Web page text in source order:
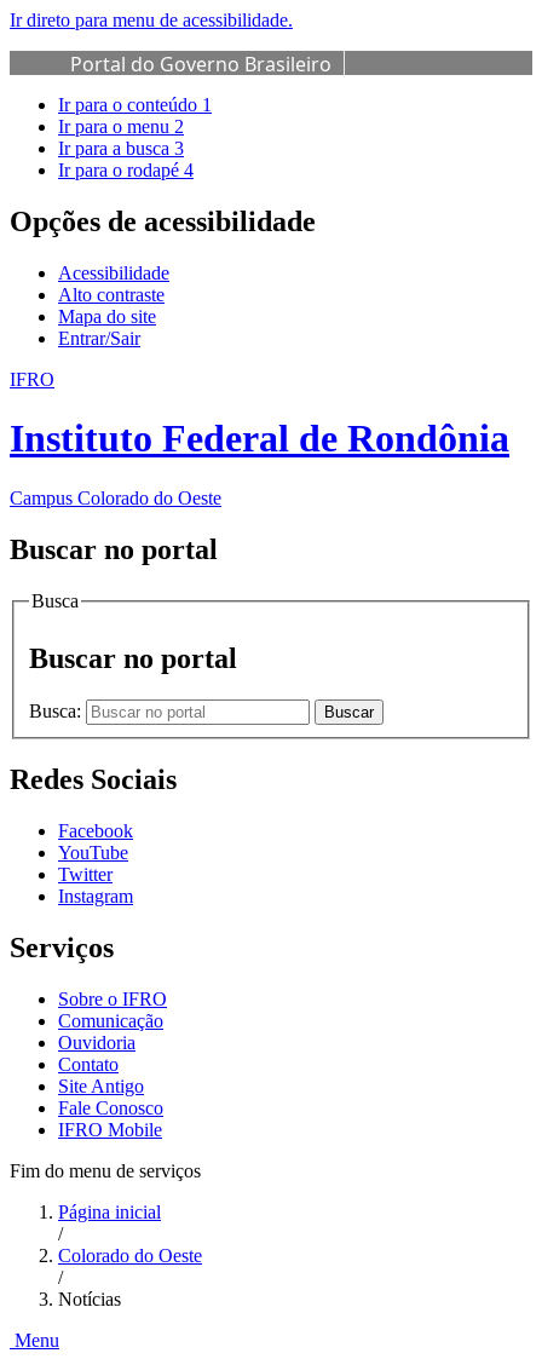
Ir direto para menu de acessibilidade.
Portal do Governo Brasileiro
Ir para o conteúdo 1
Ir para o menu 2
Ir para a busca 3
Ir para o rodapé 4
Opções de acessibilidade
Acessibilidade
Alto contraste
Mapa do site
Entrar/Sair
IFRO
Instituto Federal de Rondônia
Campus Colorado do Oeste
Buscar no portal
Busca
Buscar no portal
Busca: Buscar
Redes Sociais
Facebook
YouTube
Twitter
Instagram
Serviços
Sobre o IFRO
Comunicação
Ouvidoria
Contato
Site Antigo
Fale Conosco
IFRO Mobile
Fim do menu de serviços
Página inicial
/
Colorado do Oeste
/
Notícias
Menu